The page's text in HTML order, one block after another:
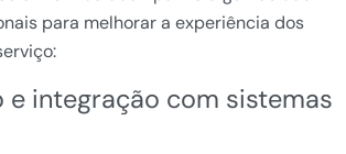
para melhorar a experiência dos
e integração com sistemas